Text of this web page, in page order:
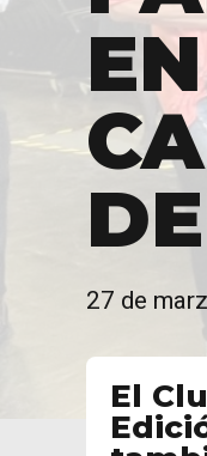
27 de
El